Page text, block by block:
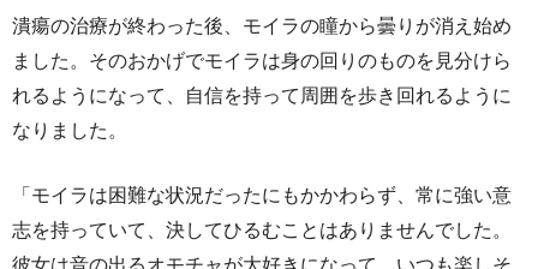
潰瘍の治療が終わった後、モイラの瞳から曇りが消え始め
ました。そのおかげでモイラは身の回りのものを見分けら
れるようになって、自信を持って周囲を歩き回れるように
なりました。
「モイラは困難な状況だったにもかかわらず、常に強い意
志を持っていて、決してひるむことはありませんでした。